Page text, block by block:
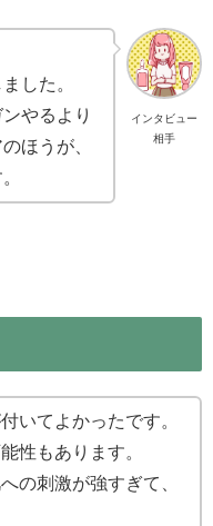
インタビュー
相手
した。
やるより
ほうが、
いてよかったです。
性もあります。
の刺激が強すぎて、